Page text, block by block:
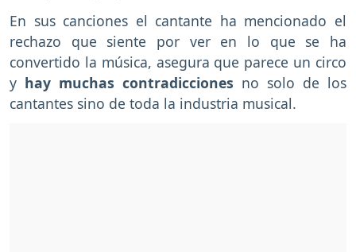
En sus canciones el cantante ha mencionado el
rechazo que siente por ver en lo que se ha
convertido la música, asegura que parece un circo
y hay muchas contradicciones no solo de los
cantantes sino de toda la industria musical.